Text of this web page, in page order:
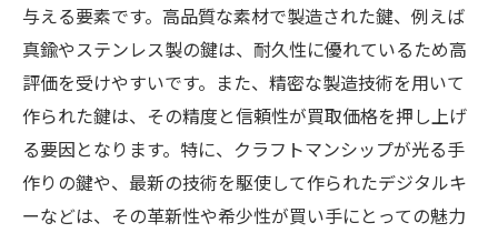
与える要素です。高品質な素材で製造された鍵、例えば
真鍮やステンレス製の鍵は、耐久性に優れているため高
評価を受けやすいです。また、精密な製造技術を用いて
作られた鍵は、その精度と信頼性が買取価格を押し上げ
る要因となります。特に、クラフトマンシップが光る手
作りの鍵や、最新の技術を駆使して作られたデジタルキ
ーなどは、その革新性や希少性が買い手にとっての魅力